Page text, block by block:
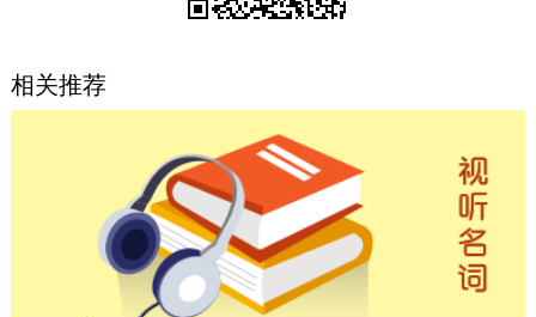
阳光政务
政民互动
我要咨询
参与调查 在线访谈 图说互动
走进北京
相关推荐